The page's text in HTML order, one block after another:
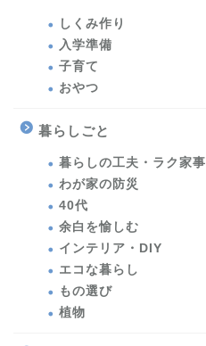
しくみ作り
入学準備
子育て
おやつ
暮らしごと
暮らしの工夫・ラク家事
わが家の防災
40代
余白を愉しむ
インテリア・DIY
エコな暮らし
もの選び
植物